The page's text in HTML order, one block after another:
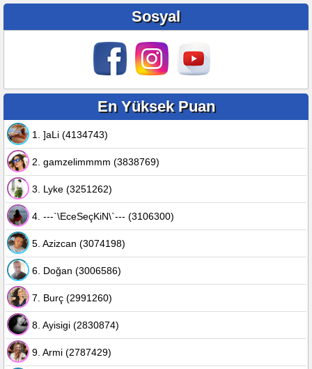
Sosyal
En Yüksek Puan
1. ]aLi (4134743)
2. gamzelimmmm (3838769)
3. Lyke (3251262)
4. ---`\EceSeçKiN\`--- (3106300)
5. Azizcan (3074198)
6. Doğan (3006586)
7. Burç (2991260)
8. Ayisigi (2830874)
9. Armi (2787429)